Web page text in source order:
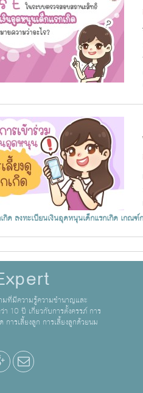
กิด ลงทะเบียนเงินอุดหนุนเด็กแรกเกิด เกณฑ์
มที่มีความรู้ความชำนาญและ
10 ปี เกี่ยวกับการตั้งครรภ์ การ
การเลี้ยงลูก การเลี้ยงลูกด้วยนม